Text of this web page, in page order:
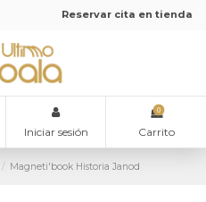
Reservar cita en tienda
Iniciar sesión
0
Carrito
Magneti'book Historia Janod